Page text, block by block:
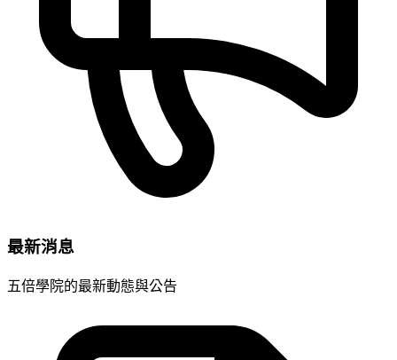
最新消息
五倍學院的最新動態與公告